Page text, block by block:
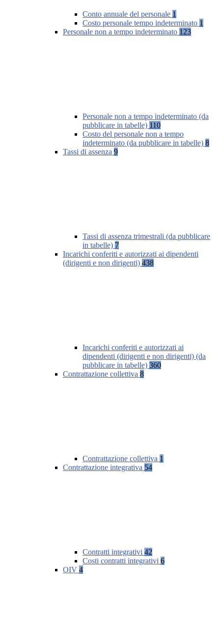
Conto annuale del personale 1
Costo personale tempo indeterminato 1
Personale non a tempo indeterminato 123
Personale non a tempo indeterminato (da
pubblicare in tabelle) 110
Costo del personale non a tempo
indeterminato (da pubblicare in tabelle) 8
Tassi di assenza 9
Tassi di assenza trimestrali (da pubblicare
in tabelle) 7
Incarichi conferiti e autorizzati ai dipendenti
(dirigenti e non dirigenti) 438
Incarichi conferiti e autorizzati ai
dipendenti (dirigenti e non dirigenti) (da
pubblicare in tabelle) 360
Contrattazione collettiva 8
Contrattazione collettiva 1
Contrattazione integrativa 54
Contratti integrativi 42
Costi contratti integrativi 6
OIV 4